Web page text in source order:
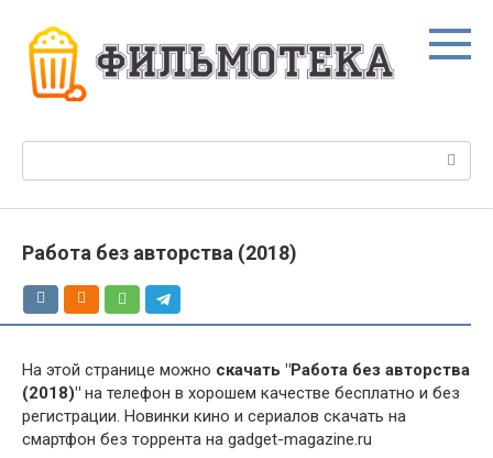
контенту
Работа без авторства (2018)
На этой странице можно скачать "Работа без авторства
(2018)" на телефон в хорошем качестве бесплатно и без
регистрации. Новинки кино и сериалов скачать на
смартфон без торрента на gadget-magazine.ru